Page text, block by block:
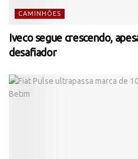
CAMINHÕES
Iveco segue crescendo,
desafiador